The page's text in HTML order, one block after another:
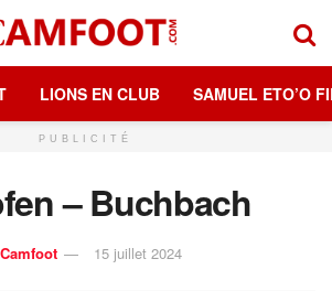
LIONS EN CLUB SAMUEL ETO’O
PUBLICITÉ
– Buchbach
15 juillet 2024